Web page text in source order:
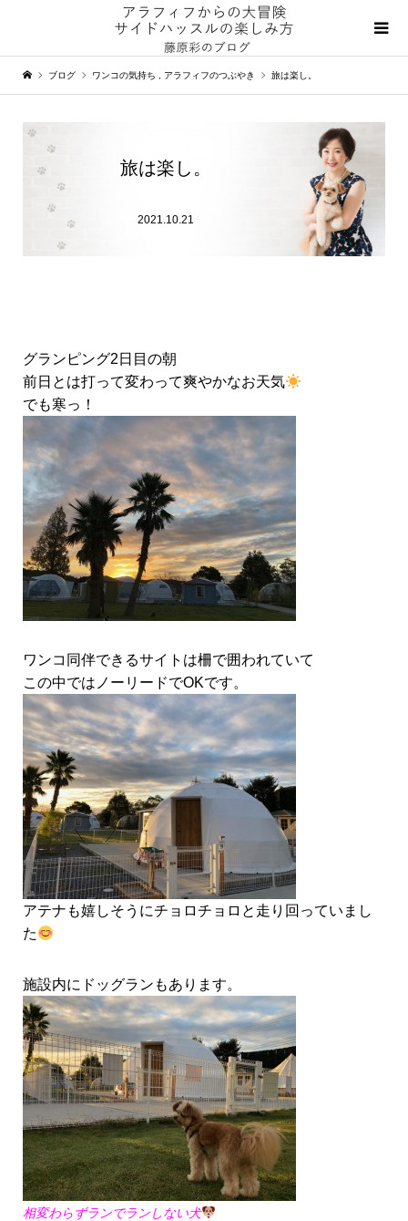
ブログ ワンコの気持ち アラフィフのつぶやき 旅は楽し。
旅は楽し。
2021.10.21
グランピング2日目の朝
前日とは打って変わって爽やかなお天気
でも寒っ！
ワンコ同伴できるサイトは柵で囲われていて
この中ではノーリードでOKです。
アテナも嬉しそうにチョロチョロと走り回っていまし
た
施設内にドッグランもあります。
相変わらずランでランしない犬